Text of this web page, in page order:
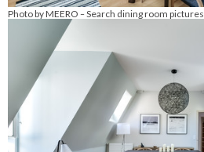
Photo by MEERO –Search dining room pictures